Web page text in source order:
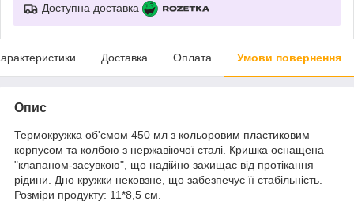
Доступна доставка
Доставка Оплата Умови повернення
Опис
Термокружка об'ємом 450 мл з кольоровим пластиковим
корпусом та колбою з нержавіючої сталі. Кришка оснащена
"клапаном-засувкою", що надійно захищає від протікання
рідини. Дно кружки нековзне, що забезпечує її стабільність.
Розміри продукту: 11*8,5 см.